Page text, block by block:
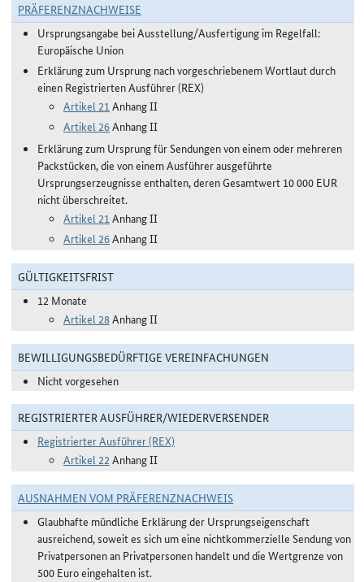
PRÄFERENZNACHWEISE
Ursprungsangabe bei Ausstellung/Ausfertigung im Regelfall:
Europäische Union
Erklärung zum Ursprung nach vorgeschriebenem Wortlaut durch
einen Registrierten Ausführer (REX)
Artikel 21Anhang II
Artikel 26Anhang II
Erklärung zum Ursprung für Sendungen von einem oder mehreren
Packstücken, die von einem Ausführer ausgeführte
Ursprungserzeugnisse enthalten, deren Gesamtwert 10 000 EUR
nicht überschreitet.
Artikel 21Anhang II
Artikel 26Anhang II
GÜLTIGKEITSFRIST
12 Monate
Artikel 28Anhang II
BEWILLIGUNGSBEDÜRFTIGE VEREINFACHUNGEN
Nicht vorgesehen
REGISTRIERTER AUSFÜHRER/WIEDERVERSENDER
Registrierter Ausführer (REX)
Artikel 22 Anhang II
AUSNAHMEN VOM PRÄFERENZNACHWEIS
Glaubhafte mündliche Erklärung der Ursprungseigenschaft
ausreichend, soweit es sich um eine nichtkommerzielle Sendung von
Privatpersonen an Privatpersonen handelt und die Wertgrenze von
500 Euro eingehalten ist.